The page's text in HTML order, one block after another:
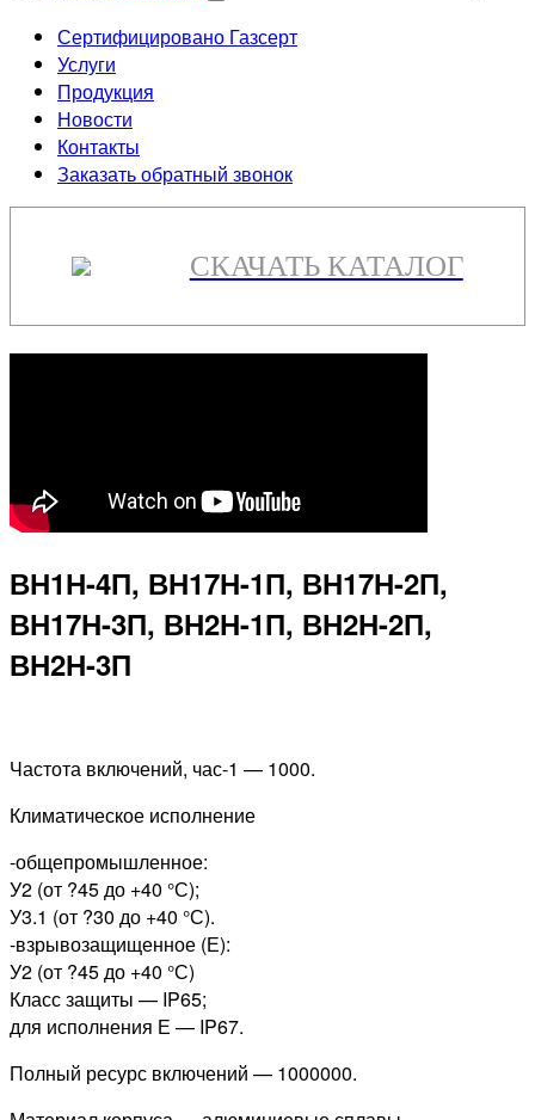
Сертифицировано Газсерт
Услуги
Продукция
Новости
Контакты
Заказать обратный звонок
СКАЧАТЬ КАТАЛОГ
ВН1Н-4П, ВН17Н-1П, ВН17Н-2П,
ВН17Н-3П, ВН2Н-1П, ВН2Н-2П,
ВН2Н-3П
Частота включений, час-1 — 1000.
Климатическое исполнение
-общепромышленное:
У2 (от ?45 до +40 °С);
У3.1 (от ?30 до +40 °С).
-взрывозащищенное (Е):
У2 (от ?45 до +40 °С)
Класс защиты — IP65;
для исполнения Е — IP67.
Полный ресурс включений — 1000000.